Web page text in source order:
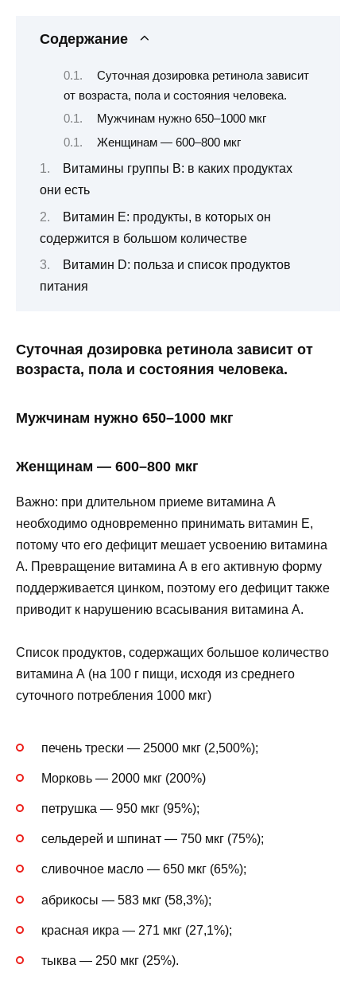
Содержание
Суточная дозировка ретинола зависит
от возраста, пола и состояния человека.
Мужчинам нужно 650–1000 мкг
Женщинам — 600–800 мкг
Витамины группы В: в каких продуктах
они есть
Витамин Е: продукты, в которых он
содержится в большом количестве
Витамин D: польза и список продуктов
питания
Суточная дозировка ретинола зависит от
возраста, пола и состояния человека.
Мужчинам нужно 650–1000 мкг
Женщинам — 600–800 мкг
Важно: при длительном приеме витамина А
необходимо одновременно принимать витамин Е,
потому что его дефицит мешает усвоению витамина
А. Превращение витамина А в его активную форму
поддерживается цинком, поэтому его дефицит также
приводит к нарушению всасывания витамина А.
Список продуктов, содержащих большое количество
витамина А (на 100 г пищи, исходя из среднего
суточного потребления 1000 мкг)
печень трески — 25000 мкг (2,500%);
Морковь — 2000 мкг (200%)
петрушка — 950 мкг (95%);
сельдерей и шпинат — 750 мкг (75%);
сливочное масло — 650 мкг (65%);
абрикосы — 583 мкг (58,3%);
красная икра — 271 мкг (27,1%);
тыква — 250 мкг (25%).